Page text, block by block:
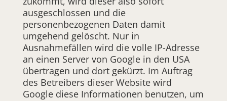
ausgeschlossen und die
personenbezogenen Daten damit
umgehend gelöscht. Nur in
Ausnahmefällen wird die volle IP-Adresse
an einen Server von Google in den USA
übertragen und dort gekürzt. Im Auftrag
des Betreibers dieser Website wird
Google diese Informationen benutzen, um